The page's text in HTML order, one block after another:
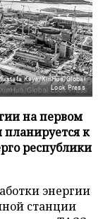
Kaya/XinHua/Global
Look Press
на первом
планируется к
республики
энергии
станции